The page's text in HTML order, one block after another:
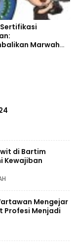
Marwah
di Bartim
Kewajiban
Mengejar
Menjadi